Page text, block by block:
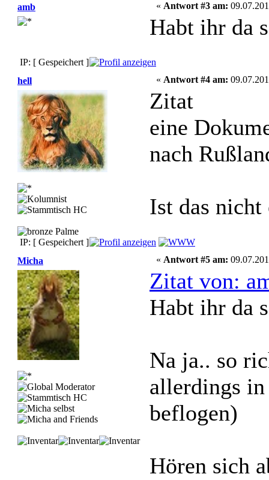
amb
« Antwort #3 am:
Habt ihr da
IP: [ Gespeichert ]
hell
« Antwort #4 am:
Zitat
eine
nach
Ist das
IP: [ Gespeichert ]
Micha
« Antwort #5 am:
Zitat von:
Habt ihr da
Na ja.. so
allerdings
beflogen)
Hören sich